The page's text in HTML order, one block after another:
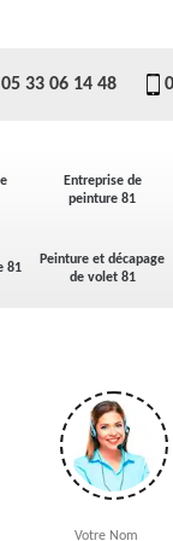
Entreprise de
peinture 81
81
Peinture et décapage
de volet 81
05 33 06 14 48